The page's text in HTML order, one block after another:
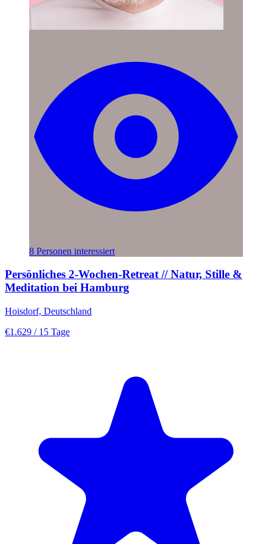
8 Personen interessiert
Persönliches 2-Wochen-Retreat // Natur, Stille &
Meditation bei Hamburg
Hoisdorf, Deutschland
€1.629 / 15 Tage